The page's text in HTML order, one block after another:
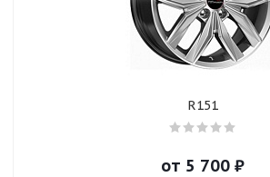
R151
от 5 700 ₽